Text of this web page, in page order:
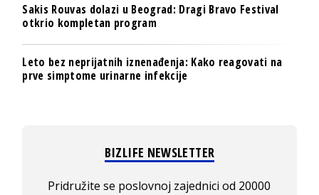
Sakis Rouvas dolazi u Beograd: Dragi Bravo Festival
otkrio kompletan program
Leto bez neprijatnih iznenađenja: Kako reagovati na
prve simptome urinarne infekcije
BIZLIFE NEWSLETTER
Pridružite se poslovnoj zajednici od 20000